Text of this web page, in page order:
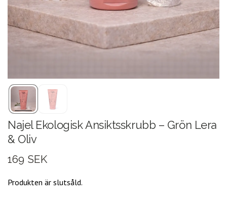
Najel Ekologisk Ansiktsskrubb – Grön Lera
& Oliv
169 SEK
Produkten är slutsåld.